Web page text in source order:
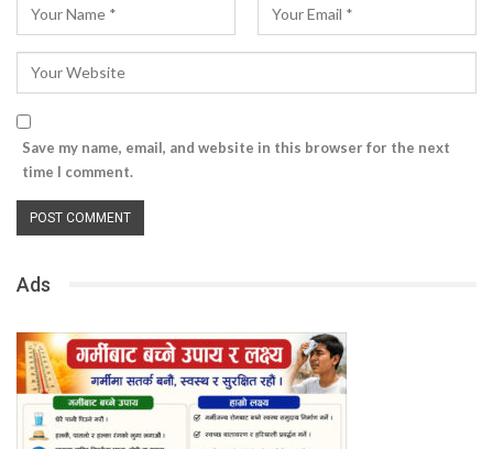
Save my name, email, and website in this browser for the next
time I comment.
Ads